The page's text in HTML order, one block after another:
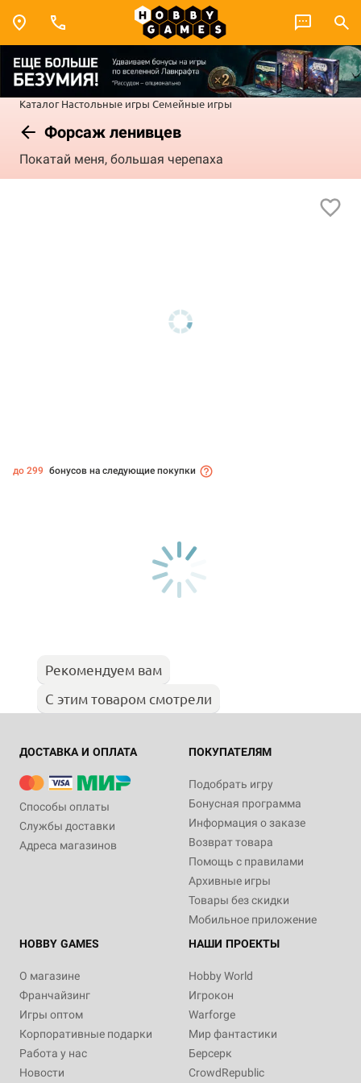
Каталог Настольные игры Семейные игры
Форсаж ленивцев
Покатай меня, большая черепаха
до 299 бонусов на следующие покупки
Рекомендуем вам
С этим товаром смотрели
ДОСТАВКА И ОПЛАТА
Способы оплаты
Службы доставки
Адреса магазинов
ПОКУПАТЕЛЯМ
Подобрать игру
Бонусная программа
Информация о заказе
Возврат товара
Помощь с правилами
Архивные игры
Товары без скидки
Мобильное приложение
HOBBY GAMES
О магазине
Франчайзинг
Игры оптом
Корпоративные подарки
Работа у нас
Новости
НАШИ ПРОЕКТЫ
Hobby World
Игрокон
Warforge
Мир фантастики
Берсерк
CrowdRepublic